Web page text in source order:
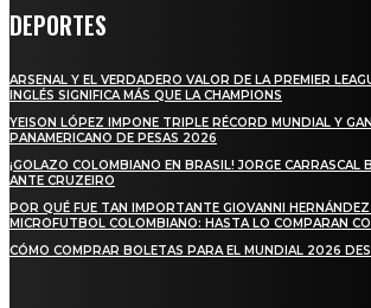
DEPORTES
ARSENAL Y EL VERDADERO VALOR DE LA PREMIER
INGLÉS SIGNIFICA MÁS QUE LA CHAMPIONS
YEISON LÓPEZ IMPONE TRIPLE RÉCORD MUNDIAL Y
PANAMERICANO DE PESAS 2026
¡GOLAZO COLOMBIANO EN BRASIL! JORGE CARRASCAL
ANTE CRUZEIRO
POR QUÉ FUE TAN IMPORTANTE GIOVANNI
MICROFUTBOL COLOMBIANO: HASTA LO COMPARAN
CÓMO COMPRAR BOLETAS PARA EL MUNDIAL 2026